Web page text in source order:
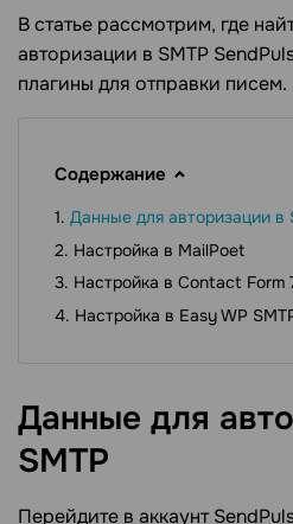
В статье рассмотрим, где
авторизации в SMTP
плагины для отправки писем.
Содержание
Данные для авторизации в
Настройка в MailPoet
Настройка в Contact Form
Настройка в Easy WP
Данные для
SMTP
Перейдите в аккаунт